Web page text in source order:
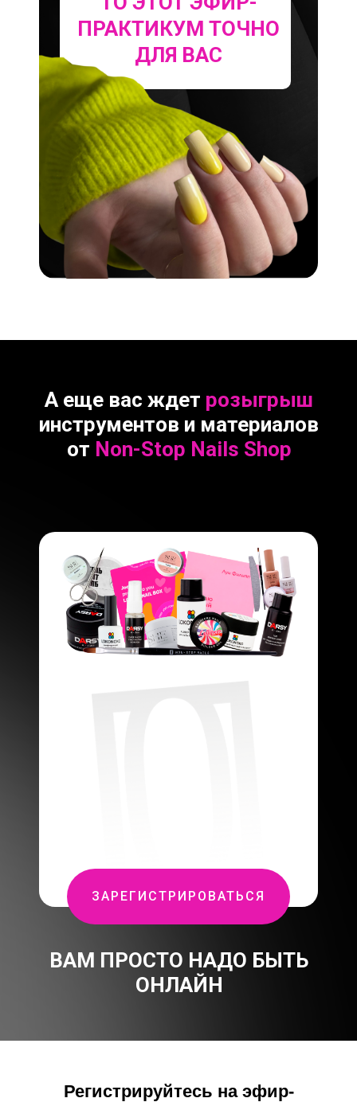
ПРАКТИКУМ ТОЧНО
ДЛЯ ВАС
ВАМ ПРОСТО НАДО БЫТЬ
ОНЛАЙН
А еще вас ждет розыгрыш
инструментов и материалов
от Non-Stop Nails Shop
ЗАРЕГИСТРИРОВАТЬСЯ
Регистрируйтесь на эфир-